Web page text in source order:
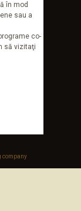
în mod
sau a
co-
să vizitaţi
company